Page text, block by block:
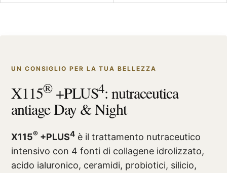
UN CONSIGLIO PER LA TUA BELLEZZA
X115®+PLUS4: nutraceutica
antiage Day & Night
X115® +PLUS4 è il trattamento nutraceutico
intensivo con 4 fonti di collagene idrolizzato,
acido ialuronico, ceramidi, probiotici, silicio,